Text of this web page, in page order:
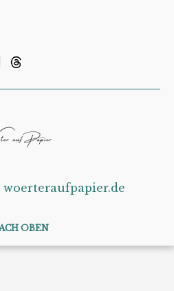
woerteraufpapier.de
OBEN